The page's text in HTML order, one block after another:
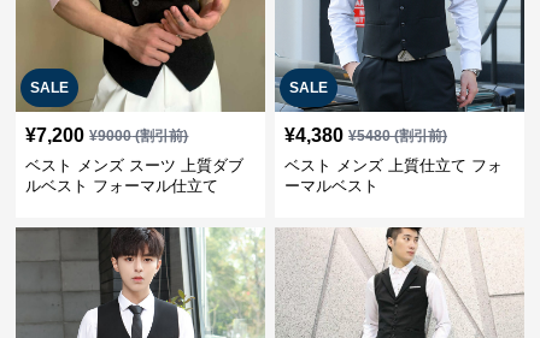
SALE
¥7,200 ¥9000(割引前)
ベスト メンズ スーツ 上質ダブ
ルベスト フォーマル仕立て
SALE
¥4,380 ¥5480(割引前)
ベスト メンズ 上質仕立て フォ
ーマルベスト